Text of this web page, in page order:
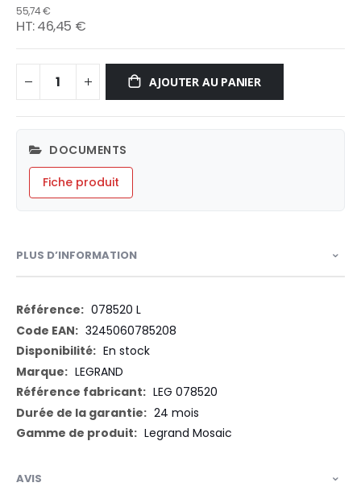
55,74 €
46,45 €
AJOUTER AU PANIER
DOCUMENTS
Fiche produit
PLUS D’INFORMATION
Plus
d’information
078520 L
3245060785208
En stock
LEGRAND
LEG 078520
24 mois
Legrand Mosaic
AVIS